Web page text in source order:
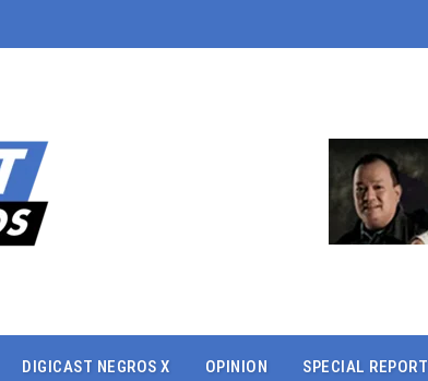
DIGICAST NEGROS X OPINION SPECIAL REPORT